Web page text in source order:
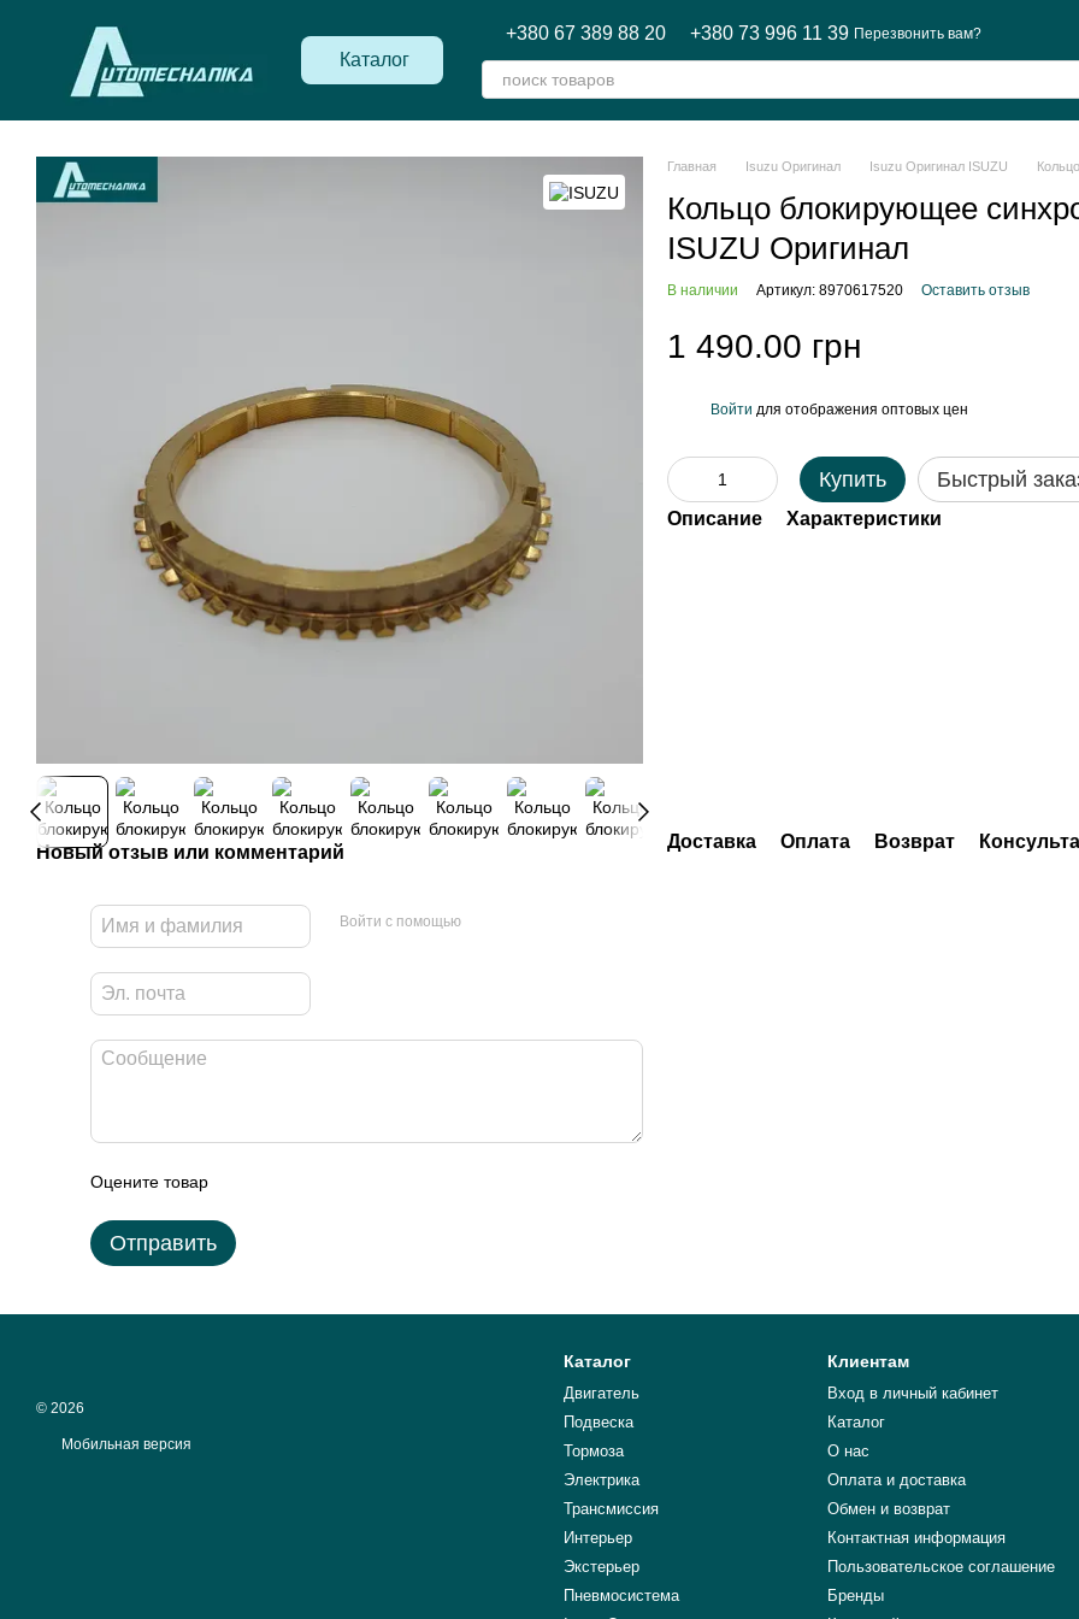
Каталог
+380 67 389 88 20 +380 73 996 11 39 Перезвонить вам?
Новый отзыв или комментарий
Войти с помощью
Оцените товар
Отправить
Главная Isuzu Оригинал Isuzu Оригинал ISUZU
Кольцо блокирующее
ISUZU Оригинал
В наличии Артикул: 8970617520 Оставить отзыв
1 490.00 грн
Войти для отображения оптовых цен
Купить Быстрый
Описание Характеристики
Доставка Оплата Возврат
© 2026
Мобильная версия
Каталог
Двигатель
Подвеска
Тормоза
Электрика
Трансмиссия
Интерьер
Экстерьер
Пневмосистема
Клиентам
Вход в личный кабинет
Каталог
О нас
Оплата и доставка
Обмен и возврат
Контактная информация
Пользовательское соглашение
Бренды